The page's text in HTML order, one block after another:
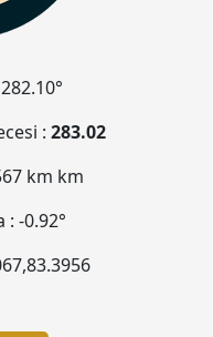
282.10°
: 283.02
km km
: -0.92°
,83.3956